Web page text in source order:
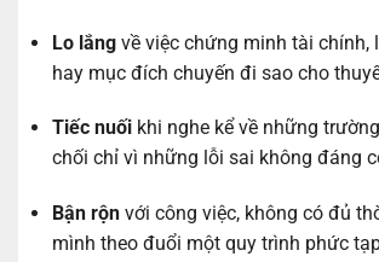
Lo lắngvề việc chứng minh tài chính,
hay mục đích chuyến đi sao cho
Tiếc nuốikhi nghe kể về những
chối chỉ vì những lỗi sai không đáng
Bận rộnvới công việc, không có đủ
mình theo đuổi một quy trình phức